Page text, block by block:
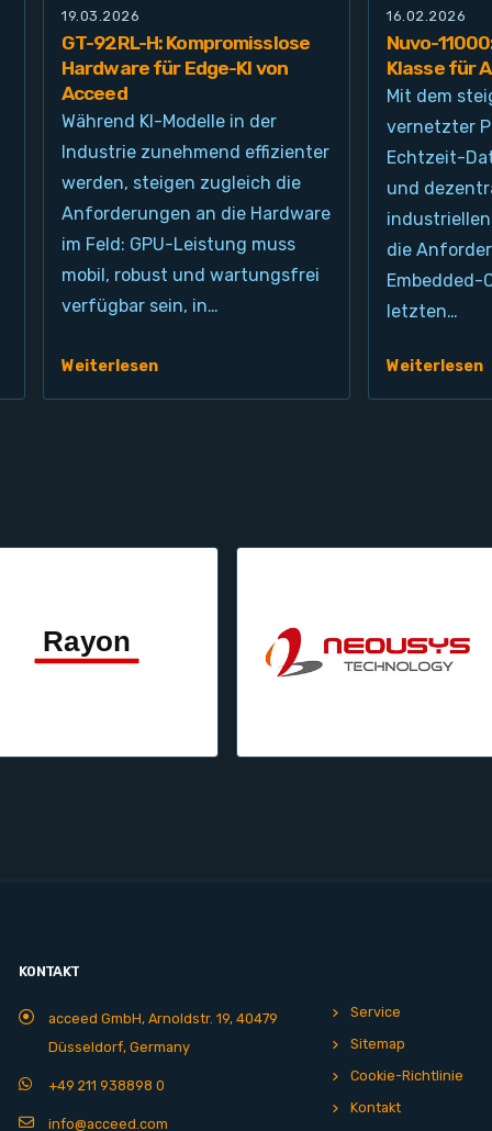
19.03.2026
GT-92RL-H: Kompromisslose
Hardware für Edge-KI von
Acceed
Während KI-Modelle in der
Industrie zunehmend effizienter
werden, steigen zugleich die
Anforderungen an die Hardware
im Feld: GPU-Leistung muss
mobil, robust und wartungsfrei
verfügbar sein, in…
Weiterlesen
16.02.2026
Nuvo-
Klasse für
Mit dem
vernetzter
Echtzeit-
und
industriellen
die
Embedded-
letzten…
Weiterlesen
KONTAKT
acceed GmbH, Arnoldstr. 19, 40479
Düsseldorf, Germany
+49 211 938898 0
info@acceed.com
Service
Sitemap
Cookie-Richtlinie
Kontakt